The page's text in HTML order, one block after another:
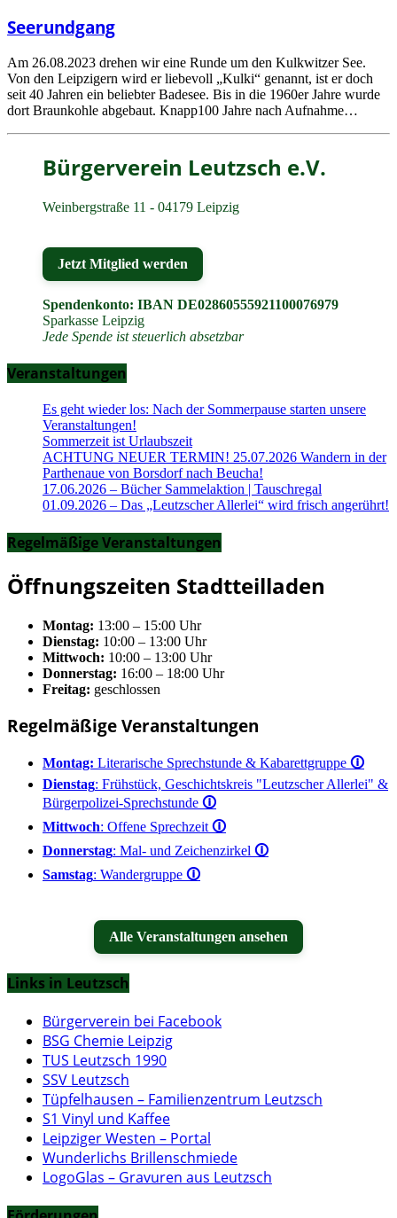
Seerundgang
Am 26.08.2023 drehen wir eine Runde um den Kulkwitzer See.
Von den Leipzigern wird er liebevoll „Kulki“ genannt, ist er doch
seit 40 Jahren ein beliebter Badesee. Bis in die 1960er Jahre wurde
dort Braunkohle abgebaut. Knapp100 Jahre nach Aufnahme…
Bürgerverein Leutzsch e.V.
Weinbergstraße 11 - 04179 Leipzig
Jetzt Mitglied werden
Spendenkonto: IBAN DE02860555921100076979
Sparkasse Leipzig
Jede Spende ist steuerlich absetzbar
Veranstaltungen
Es geht wieder los: Nach der Sommerpause starten unsere
Veranstaltungen!
Sommerzeit ist Urlaubszeit
ACHTUNG NEUER TERMIN! 25.07.2026 Wandern in der
Parthenaue von Borsdorf nach Beucha!
17.06.2026 – Bücher Sammelaktion | Tauschregal
01.09.2026 – Das „Leutzscher Allerlei“ wird frisch angerührt!
Regelmäßige Veranstaltungen
Öffnungszeiten Stadtteilladen
Montag: 13:00 – 15:00 Uhr
Dienstag: 10:00 – 13:00 Uhr
Mittwoch: 10:00 – 13:00 Uhr
Donnerstag: 16:00 – 18:00 Uhr
Freitag: geschlossen
Regelmäßige Veranstaltungen
Montag: Literarische Sprechstunde & Kabarettgruppe 🛈
Dienstag: Frühstück, Geschichtskreis "Leutzscher Allerlei" &
Bürgerpolizei-Sprechstunde 🛈
Mittwoch: Offene Sprechzeit 🛈
Donnerstag: Mal- und Zeichenzirkel 🛈
Samstag: Wandergruppe 🛈
Alle Veranstaltungen ansehen
Links in Leutzsch
Bürgerverein bei Facebook
BSG Chemie Leipzig
TUS Leutzsch 1990
SSV Leutzsch
Tüpfelhausen – Familienzentrum Leutzsch
S1 Vinyl und Kaffee
Leipziger Westen – Portal
Wunderlichs Brillenschmiede
LogoGlas – Gravuren aus Leutzsch